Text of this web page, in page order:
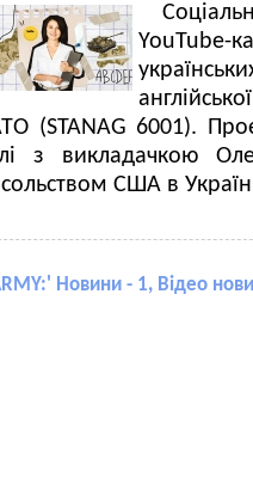
YouTube-
(STANAG 6001).
з викладачкою
США в
' Новини - 1, Відео